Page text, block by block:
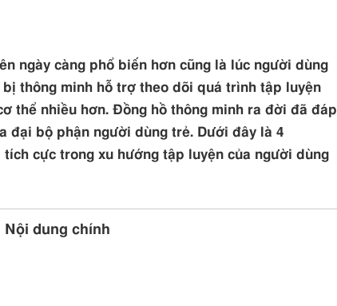
ngày càng phổ biến hơn cũng là lúc người dùng
thông minh hỗ trợ theo dõi quá trình tập luyện
thể nhiều hơn. Đồng hồ thông minh ra đời đã đáp
đại bộ phận người dùng trẻ. Dưới đây là 4
cực trong xu hướng tập luyện của người dùng
Nội dung chính